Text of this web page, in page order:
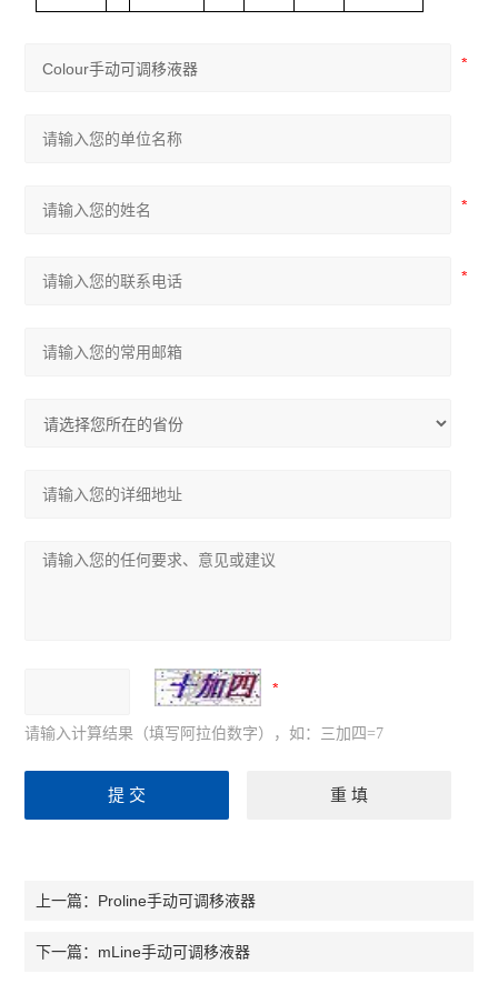
请输入计算结果（填写阿拉伯数字），如：三加四=7
上一篇： Proline手动可调移液器
下一篇： mLine手动可调移液器